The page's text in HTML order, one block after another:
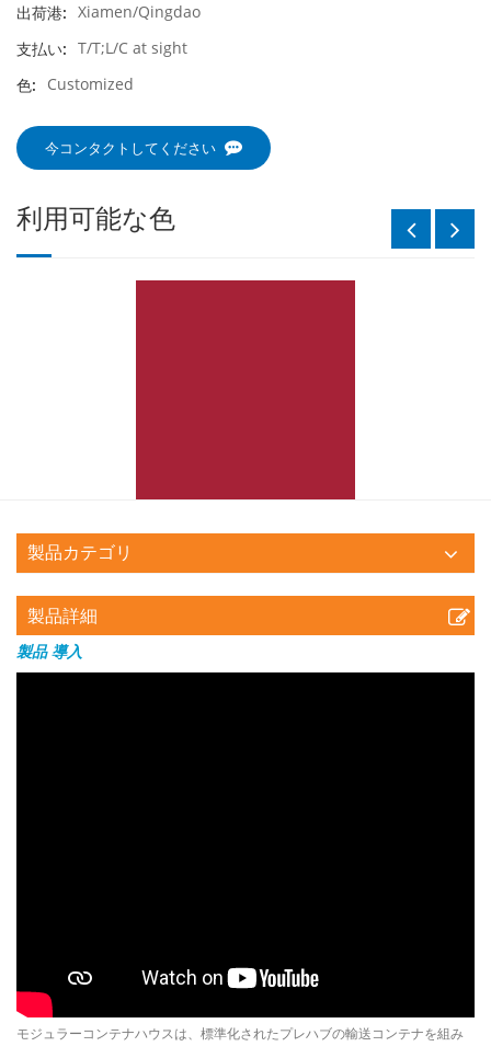
出荷港: Xiamen/Qingdao
支払い: T/T;L/C at sight
色:
Customized
今コンタクトしてください
利用可能な色
製品カテゴリ
製品詳細
製品導入
モジュラーコンテナハウスは、標準化されたプレハブの輸送コンテナを組み